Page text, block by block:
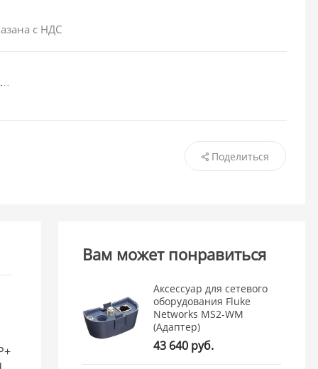
с НДС
Поделиться
Вам может понравиться
Аксессуар для сетевого
оборудования Fluke
Networks MS2-WM
(Адаптер)
43 640 руб.